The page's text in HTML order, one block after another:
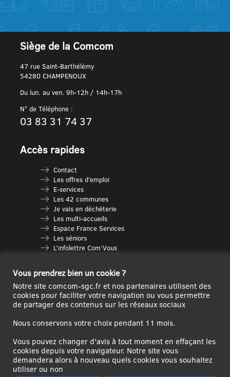
Siège de la Comcom
47 rue Saint-Barthélémy
54280 CHAMPENOUX
Du lun. au ven. 9h-12h / 14h-17h
N° de Téléphone :
03 83 31 74 37
Accès rapides
Contact
Les offres d’emploi
E-services
Les 42 communes
Je vais en déchèterie
Les multi-accueils
Espace France Services
Les séniors
L’infolettre Com’Vous
Plan du site
Ce site internet a été cofinancé par l’Union européenne avec le Fonds
Vous prendrez bien un cookie ?
Notre site comcom-sgc.fr et nos partenaires utilisent des
cookies pour faciliter votre navigation ou vous permettre
de partager des contenus sur les réseaux sociaux
Nous conservons votre choix pendant 11 mois.
Vous pouvez changer d'avis à tout moment en effaçant les
cookies depuis votre navigateur. Notre site vous
demandera alors à nouveau quels cookies vous souhaitez
utiliser ou non